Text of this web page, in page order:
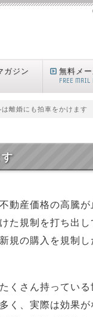
ガジン 無料メ
FREE MAIL
離婚にも拍車をかけます
動産価格の高騰が
た規制を打ち出し
規の購入を規制
くさん持ってい
く、実際は効果が